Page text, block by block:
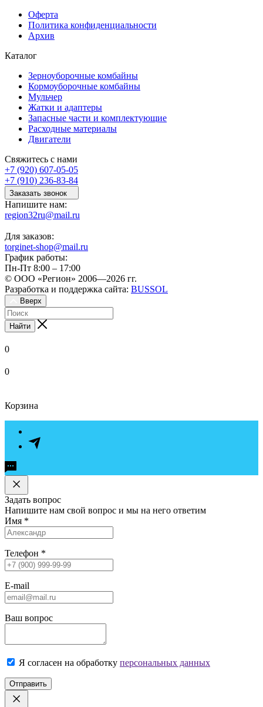
Оферта
Политика конфиденциальности
Архив
Каталог
Зерноуборочные комбайны
Кормоуборочные комбайны
Мульчер
Жатки и адаптеры
Запасные части и комплектующие
Расходные материалы
Двигатели
Свяжитесь с нами
+7 (920) 607-05-05
+7 (910) 236-83-84
Заказать звонок
Напишите нам:
region32ru@mail.ru
Для заказов:
torginet-shop@mail.ru
График работы:
Пн-Пт 8:00 – 17:00
© ООО «Регион» 2006—2026 гг.
Разработка и поддержка сайта: BUSSOL
Вверх
Найти
0
0
Корзина
Задать вопрос
Напишите нам свой вопрос и мы на него ответим
Имя *
Телефон *
E-mail
Ваш вопрос
Я согласен на обработку персональных данных
Отправить